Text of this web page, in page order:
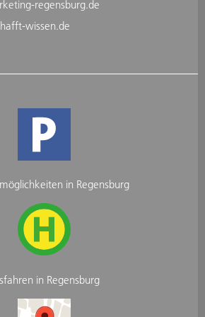
regensburg.de
wissen.de
in Regensburg
in Regensburg